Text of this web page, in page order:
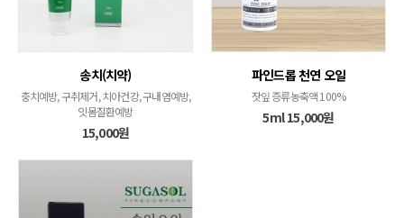
송치(치약)
충치예방, 구취제거, 치아건강, 구내염예방,
잇몸질환예방
15,000원
파인드롭 천연 오일
잣잎 증류농축액 100%
5ml 15,000원